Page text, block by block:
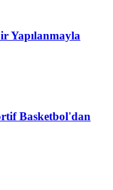
Yapılanmayla
Basketbol'dan